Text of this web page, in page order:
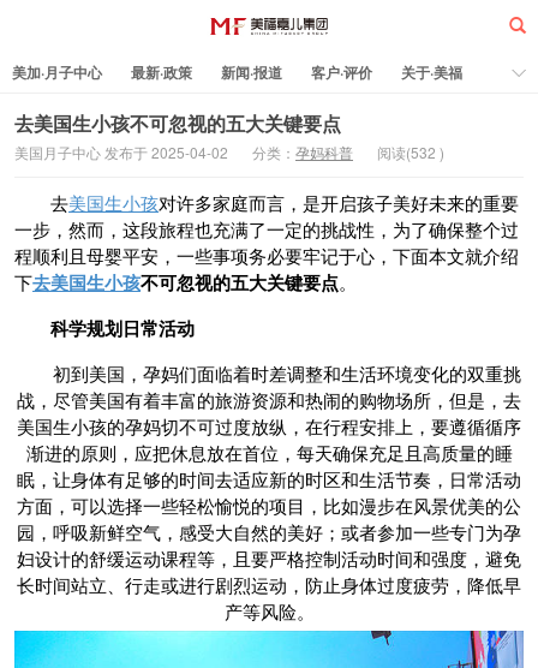
美福嘉儿
美加·月子中心 最新·政策 新闻·报道 客户·评价
关于·美福
热门·文章
所有·文章 孕妈科普 标签云
去美国生小孩不可忽视的五大关键要点
美国月子中心 发布于 2025-04-02 分类： 孕妈科普 阅读(532 )
去美国生小孩对许多家庭而言，是开启孩子美好未来的重要
一步，然而，这段旅程也充满了一定的挑战性，为了确保整个过
程顺利且母婴平安，一些事项务必要牢记于心，下面本文就介绍
下去美国生小孩不可忽视的五大关键要点。
科学规划日常活动
初到美国，孕妈们面临着时差调整和生活环境变化的双重挑
战，尽管美国有着丰富的旅游资源和热闹的购物场所，但是，去
美国生小孩的孕妈切不可过度放纵，在行程安排上，要遵循循序
渐进的原则，应把休息放在首位，每天确保充足且高质量的睡
眠，让身体有足够的时间去适应新的时区和生活节奏，日常活动
方面，可以选择一些轻松愉悦的项目，比如漫步在风景优美的公
园，呼吸新鲜空气，感受大自然的美好；或者参加一些专门为孕
妇设计的舒缓运动课程等，且要严格控制活动时间和强度，避免
长时间站立、行走或进行剧烈运动，防止身体过度疲劳，降低早
产等风险。